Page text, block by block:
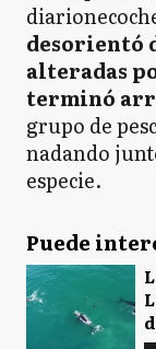
desorientó
alteradas
terminó
grupo de
nadando
especie.
Puede